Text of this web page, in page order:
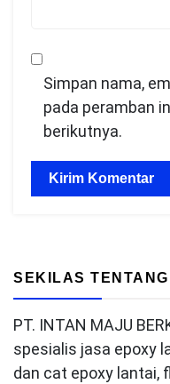
Simpan nama,
pada peramban
berikutnya.
SEKILAS TENTANG
PT. INTAN MAJU
spesialis jasa epoxy
dan cat epoxy lantai,